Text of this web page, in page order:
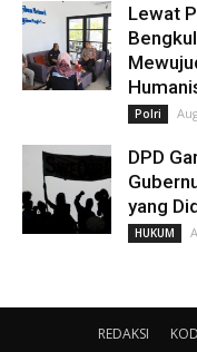
Lewat
Polri
DPD
yang
HUKUM
REDAKSI